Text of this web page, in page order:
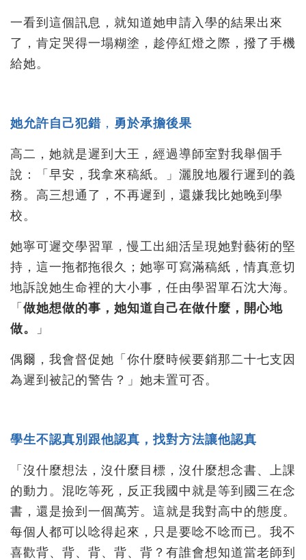
一看到這個訊息，就知道她申請入學的結果出來
了，肯定哭得一塌糊塗，趁停紅燈之際，撥了手機
給她。
她允許自己犯錯 ， 勇於承擔後果
高二，她就是遲到大王，經過導師室對我舉個手
說：「早安，我拿來稿紙。」灑脫地履行遲到的義
務。高三想通了，不再遲到，還嫌我比她晚到學
校。
她寧可遲交學習單，慢工出細活呈現她對藝術的堅
持，這一拖都拖很久；她寧可寫滿稿紙，情真意切
地訴說她生命裡的大小事，任由學習單石沈大海。
「 做她想做的事，她知道自己在做什麼，開心地
做。
」
偶爾，我會督促她「你什麼時候要銷那二十七支因
為遲到被記的警告？」她未置可否。
學生不認真別跟他認真，找對方法讓他認真
「沒什麼想法，沒什麼目標，沒什麼想念書、上課
的動力。混吃等死，反正我國中就是等到國三在念
書，還是撿到一個萬芳。這就是我對高中的態度。
每個人都可以唸得起來，只是要唸不唸而已。我不
喜歡背、背、背、背、背？有誰會想知道當老師到